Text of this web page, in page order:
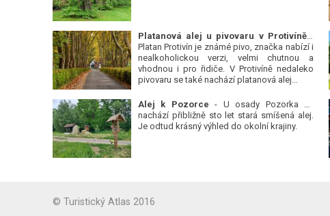
Platanová alej u pivovaru v Protivíně-
Platan Protivín je známé pivo, značka nabízí i
nealkoholickou verzi, velmi chutnou a
vhodnou i pro řidiče. V Protivíně nedaleko
pivovaru se také nachází platanová alej...
Alej k Pozorce - U osady Pozorka se
nachází přibližně sto let stará smíšená alej.
Je odtud krásný výhled do okolní krajiny.
© Turistický Atlas 2016